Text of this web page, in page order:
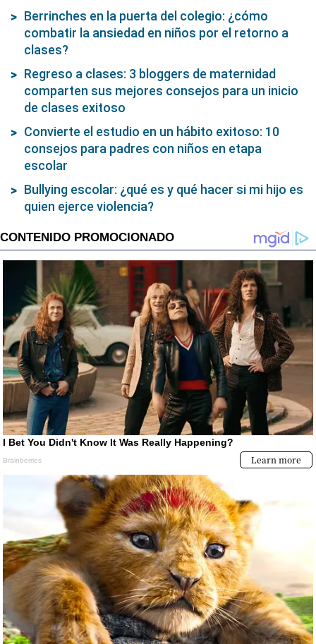
Berrinches en la puerta del colegio: ¿cómo
combatir la ansiedad en niños por el retorno a
clases?
Regreso a clases: 3 bloggers de maternidad
comparten sus mejores consejos para un inicio
de clases exitoso
Convierte el estudio en un hábito exitoso: 10
consejos para padres con niños en etapa
escolar
Bullying escolar: ¿qué es y qué hacer si mi hijo es
quien ejerce violencia?